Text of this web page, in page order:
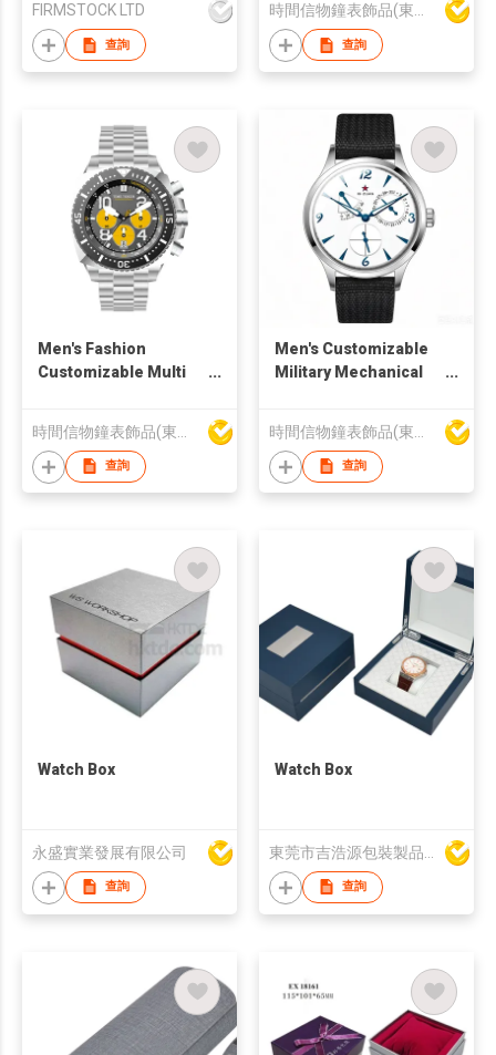
FIRMSTOCK LTD
查詢
時間信物鐘表飾品(東莞)有限公司
查詢
Men's Fashion
Customizable Multi
查詢
Men's Customizable
Military Mechanical
查詢
Watch Box
永盛實業發展有限公司
查詢
Watch Box
查詢